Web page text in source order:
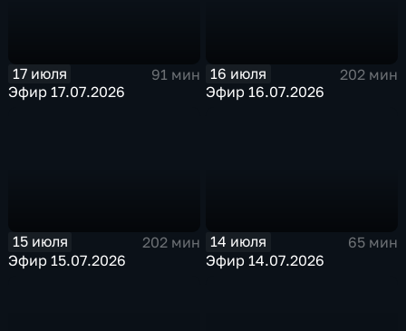
17 июля
91 мин
Эфир 17.07.2026
16 июля
202 мин
Эфир 16.07.2026
15 июля
202 мин
Эфир 15.07.2026
14 июля
65 мин
Эфир 14.07.2026